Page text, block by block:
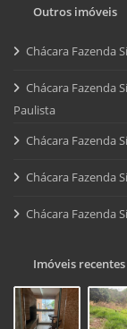
Outros imóveis
Chácara Fazenda
Chácara Fazenda
Paulista
Chácara Fazenda
Chácara Fazenda
Chácara Fazenda
Imóveis recentes